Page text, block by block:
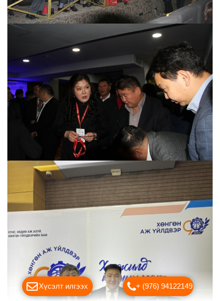
Хүсэлт илгээх + (976) 94122149